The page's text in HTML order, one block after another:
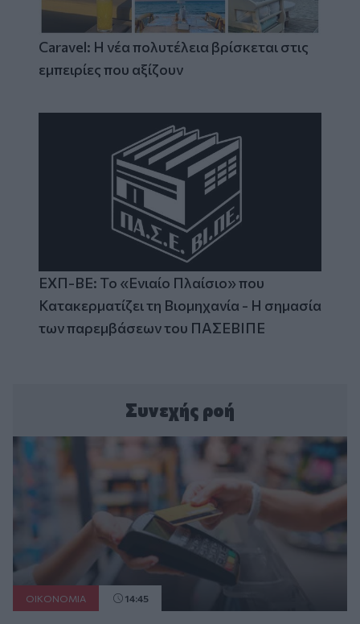
Caravel: Η νέα πολυτέλεια βρίσκεται στις
εμπειρίες που αξίζουν
ΕΧΠ-ΒΕ: Το «Ενιαίο Πλαίσιο» που
Κατακερματίζει τη Βιομηχανία - Η σημασία
των παρεμβάσεων του ΠΑΣΕΒΙΠΕ
Συνεχής ροή
ΟΙΚΟΝΟΜΙΑ 14:45